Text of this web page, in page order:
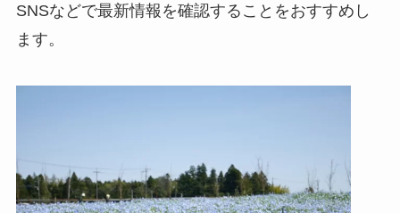
SNSなどで最新情報を確認することをおすすめし
ます。